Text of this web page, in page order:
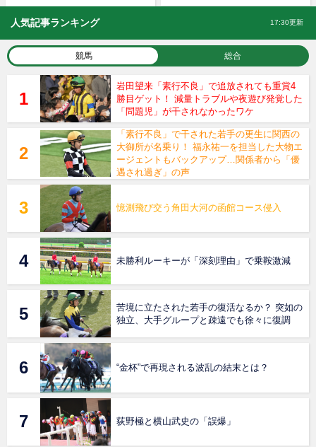
人気記事ランキング 17:30更新
競馬 総合
岩田望来「素行不良」で追放されても重賞4
勝目ゲット！ 減量トラブルや夜遊び発覚した
「問題児」が干されなかったワケ
「素行不良」で干された若手の更生に関西の
大御所が名乗り！ 福永祐一を担当した大物エ
ージェントもバックアップ…関係者から「優
遇され過ぎ」の声
憶測飛び交う角田大河の函館コース侵入
未勝利ルーキーが「深刻理由」で乗鞍激減
苦境に立たされた若手の復活なるか？ 突如の
独立、大手グループと疎遠でも徐々に復調
“金杯”で再現される波乱の結末とは？
荻野極と横山武史の「誤爆」